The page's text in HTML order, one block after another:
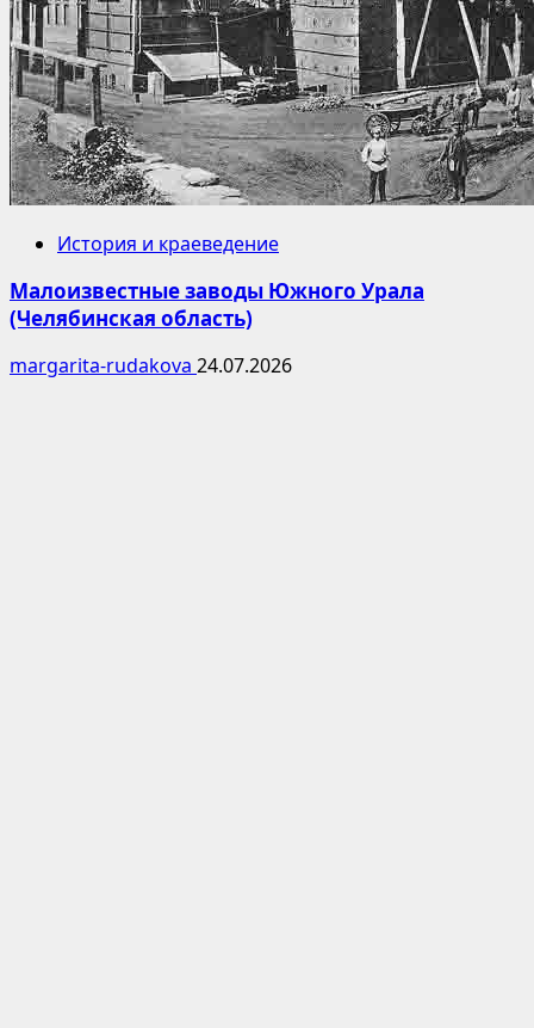
История и краеведение
Малоизвестные заводы Южного Урала
(Челябинская область)
margarita-rudakova 24.07.2026